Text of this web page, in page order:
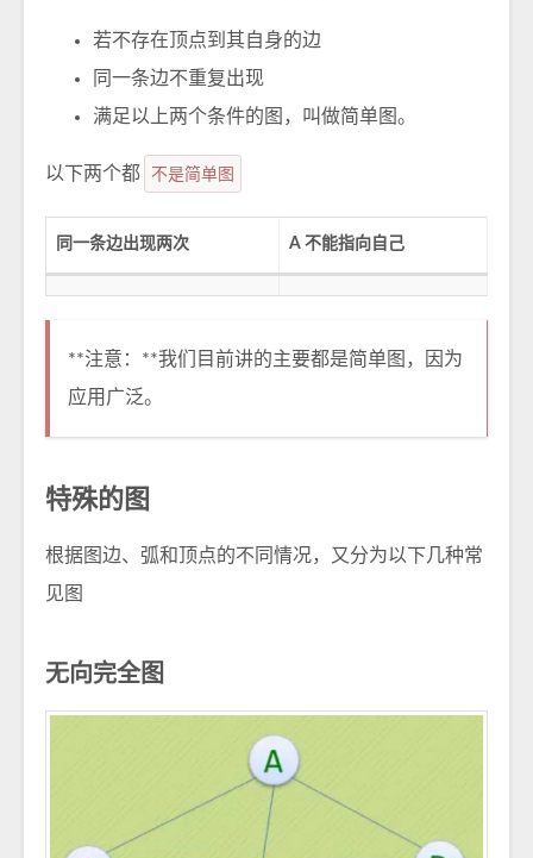
若不存在顶点到其自身的边
同一条边不重复出现
满足以上两个条件的图，叫做简单图。
以下两个都 不是简单图
同一条边出现两次 A 不能指向自己
**注意：**我们目前讲的主要都是简单图，因为
应用广泛。
特殊的图
根据图边、弧和顶点的不同情况，又分为以下几种常
见图
无向完全图